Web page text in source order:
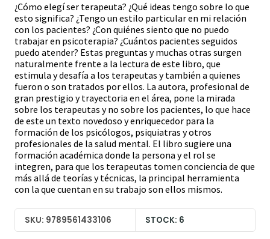
¿Cómo elegí ser terapeuta? ¿Qué ideas tengo sobre lo que
esto significa? ¿Tengo un estilo particular en mi relación
con los pacientes? ¿Con quiénes siento que no puedo
trabajar en psicoterapia? ¿Cuántos pacientes seguidos
puedo atender? Estas preguntas y muchas otras surgen
naturalmente frente a la lectura de este libro, que
estimula y desafía a los terapeutas y también a quienes
fueron o son tratados por ellos. La autora, profesional de
gran prestigio y trayectoria en el área, pone la mirada
sobre los terapeutas y no sobre los pacientes, lo que hace
de este un texto novedoso y enriquecedor para la
formación de los psicólogos, psiquiatras y otros
profesionales de la salud mental. El libro sugiere una
formación académica donde la persona y el rol se
integren, para que los terapeutas tomen conciencia de que
más allá de teorías y técnicas, la principal herramienta
con la que cuentan en su trabajo son ellos mismos.
SKU: 9789561433106 STOCK: 6